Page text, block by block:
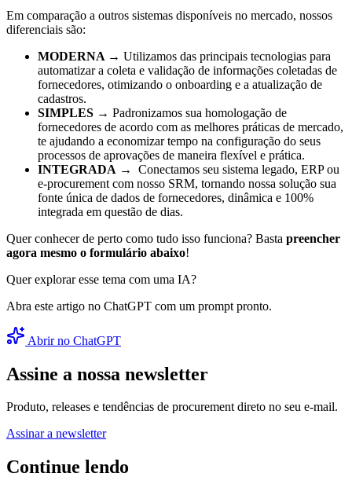
Em comparação a outros sistemas disponíveis no mercado, nossos
diferenciais são:
MODERNA → Utilizamos das principais tecnologias para
automatizar a coleta e validação de informações coletadas de
fornecedores, otimizando o onboarding e a atualização de
cadastros.
SIMPLES → Padronizamos sua homologação de
fornecedores de acordo com as melhores práticas de mercado,
te ajudando a economizar tempo na configuração do seus
processos de aprovações de maneira flexível e prática.
INTEGRADA → Conectamos seu sistema legado, ERP ou
e-procurement com nosso SRM, tornando nossa solução sua
fonte única de dados de fornecedores, dinâmica e 100%
integrada em questão de dias.
Quer conhecer de perto como tudo isso funciona? Basta preencher
agora mesmo o formulário abaixo!
Quer explorar esse tema com uma IA?
Abra este artigo no ChatGPT com um prompt pronto.
Abrir no ChatGPT
Assine a nossa newsletter
Produto, releases e tendências de procurement direto no seu e-mail.
Assinar a newsletter
Continue lendo